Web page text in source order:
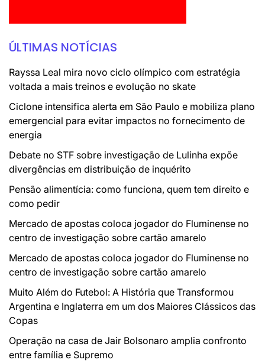
ÚLTIMAS NOTÍCIAS
Rayssa Leal mira novo ciclo olímpico com estratégia
voltada a mais treinos e evolução no skate
Ciclone intensifica alerta em São Paulo e mobiliza plano
emergencial para evitar impactos no fornecimento de
energia
Debate no STF sobre investigação de Lulinha expõe
divergências em distribuição de inquérito
Pensão alimentícia: como funciona, quem tem direito e
como pedir
Mercado de apostas coloca jogador do Fluminense no
centro de investigação sobre cartão amarelo
Mercado de apostas coloca jogador do Fluminense no
centro de investigação sobre cartão amarelo
Muito Além do Futebol: A História que Transformou
Argentina e Inglaterra em um dos Maiores Clássicos das
Copas
Operação na casa de Jair Bolsonaro amplia confronto
entre família e Supremo